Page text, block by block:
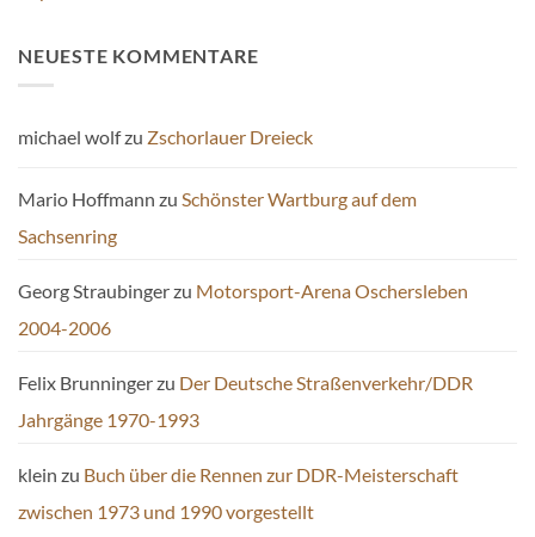
NEUESTE KOMMENTARE
michael wolfzu Zschorlauer Dreieck
Mario Hoffmann zu Schönster Wartburg auf dem
Sachsenring
Georg Straubingerzu Motorsport-Arena Oschersleben
2004-2006
Felix Brunningerzu Der Deutsche Straßenverkehr/DDR
Jahrgänge 1970-1993
klein zu Buch über die Rennen zur DDR-Meisterschaft
zwischen 1973 und 1990 vorgestellt